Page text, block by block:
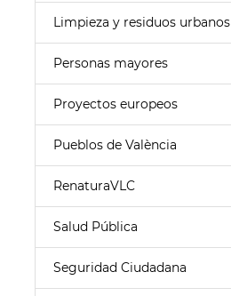
Limpieza y residuos urbanos
Personas mayores
Proyectos europeos
Pueblos de València
RenaturaVLC
Salud Pública
Seguridad Ciudadana